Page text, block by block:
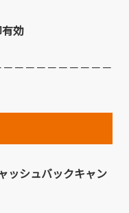
効
－－－－－－－－－
ッシュバックキャン